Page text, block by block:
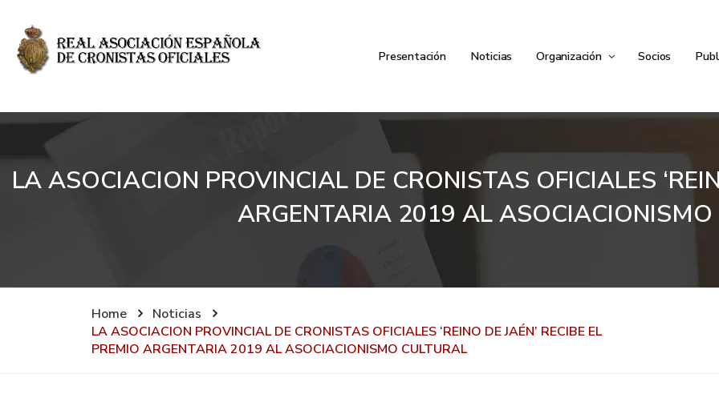
Presentación Noticias Organización Socios
LA ASOCIACION PROVINCIAL DE CRONISTAS OFICIALES
ARGENTARIA 2019 AL ASOCIACIONISMO
Home
Noticias
LA ASOCIACION PROVINCIAL DE CRONISTAS OFICIALES ‘REINO DE JAÉN’ RECIBE EL
PREMIO ARGENTARIA 2019 AL ASOCIACIONISMO CULTURAL